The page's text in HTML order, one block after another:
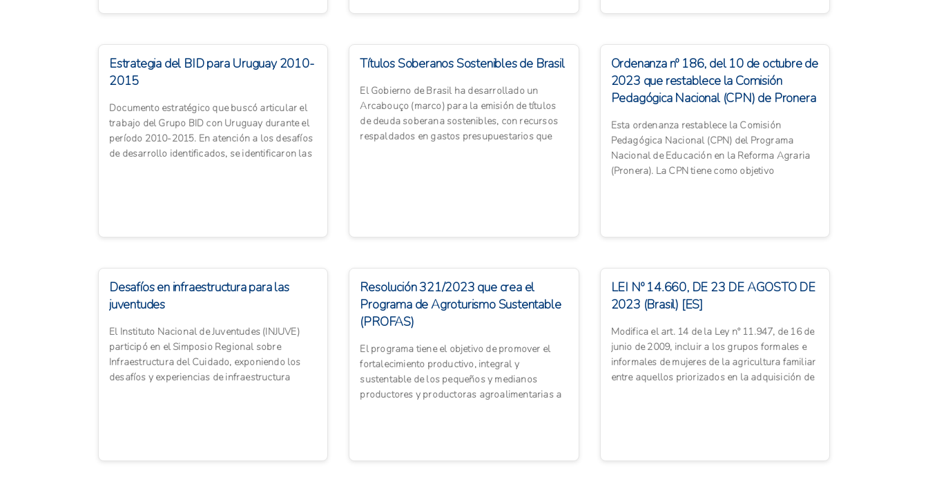
Estrategia del BID para Uruguay 2010-
2015
Documento estratégico que buscó articular el
trabajo del Grupo BID con Uruguay durante el
período 2010-2015. En atención a los desafíos
de desarrollo identificados, se identificaron las
Títulos Soberanos Sostenibles de Brasil
El Gobierno de Brasil ha desarrollado un
Arcabouço (marco) para la emisión de títulos
de deuda soberana sostenibles, con recursos
respaldados en gastos presupuestarios que
Ordenanza nº 186, del 10 de octubre de
2023 que restablece la Comisión
Pedagógica Nacional (CPN) de Pronera
Esta ordenanza restablece la Comisión
Pedagógica Nacional (CPN) del Programa
Nacional de Educación en la Reforma Agraria
(Pronera). La CPN tiene como objetivo
Desafíos en infraestructura para las
juventudes
El Instituto Nacional de Juventudes (INJUVE)
participó en el Simposio Regional sobre
Infraestructura del Cuidado, exponiendo los
desafíos y experiencias de infraestructura
Resolución 321/2023 que crea el
Programa de Agroturismo Sustentable
(PROFAS)
El programa tiene el objetivo de promover el
fortalecimiento productivo, integral y
sustentable de los pequeños y medianos
productores y productoras agroalimentarias a
LEI Nº 14.660, DE 23 DE AGOSTO DE
2023 (Brasil) [ES]
Modifica el art. 14 de la Ley nº 11.947, de 16 de
junio de 2009, incluir a los grupos formales e
informales de mujeres de la agricultura familiar
entre aquellos priorizados en la adquisición de